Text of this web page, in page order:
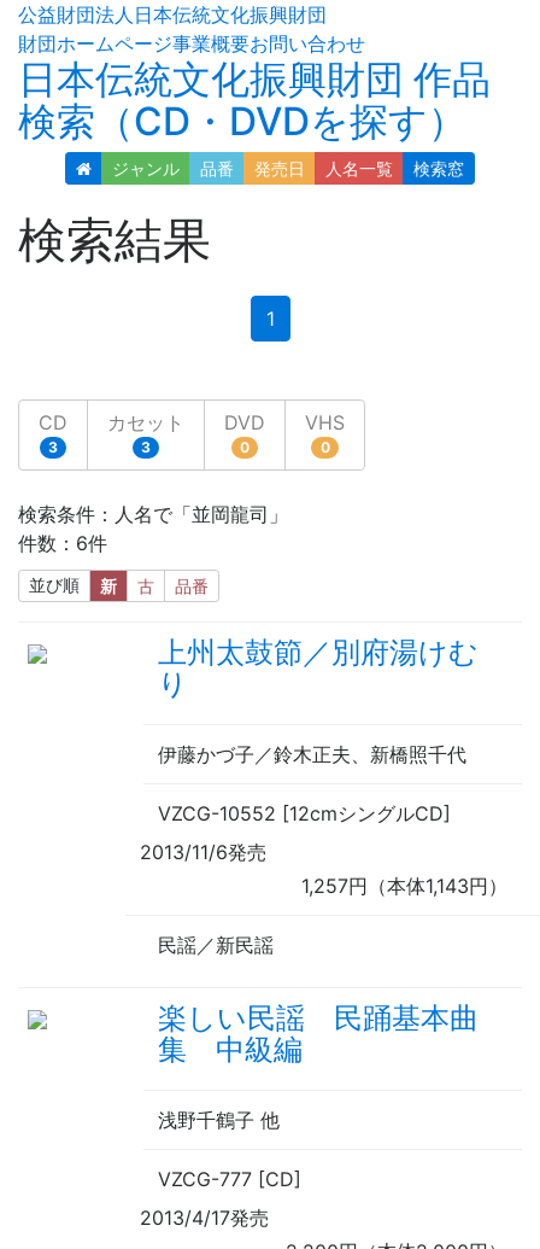
公益財団法人日本伝統文化振興財団
財団ホームページ事業概要お問い合わせ
日本伝統文化振興財団 作品
検索（CD・DVDを探す）
ジャンル 品番 発売日 人名一覧 検索窓
検索結果
1(current)
CD
3
カセット
3
DVD
0
VHS
0
検索条件：人名で「並岡龍司」
件数：6件
並び順 新 古 品番
上州太鼓節／別府湯けむ
り
伊藤かづ子／鈴木正夫、新橋照千代
VZCG-10552 [12cmシングルCD]
2013/11/6発売
1,257円（本体1,143円）
民謡／新民謡
楽しい民謡 民踊基本曲
集 中級編
浅野千鶴子 他
VZCG-777 [CD]
2013/4/17発売